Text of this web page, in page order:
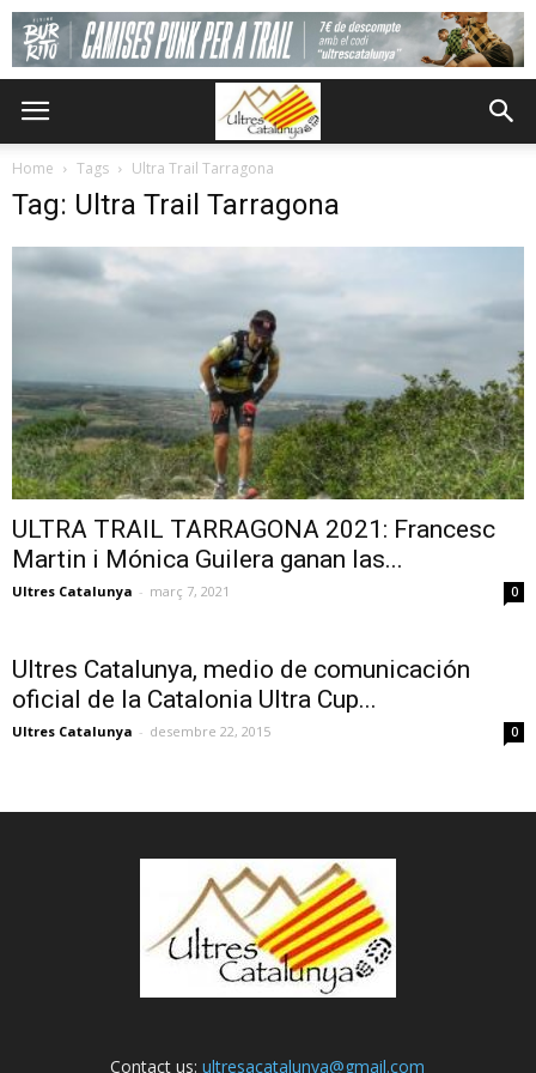
Home Tags Ultra Trail Tarragona
Tag: Ultra Trail Tarragona
ULTRA TRAIL TARRAGONA 2021: Francesc
Martin i Mónica Guilera ganan las...
Ultres Catalunya - març 7, 2021 0
Ultres Catalunya, medio de comunicación
oficial de la Catalonia Ultra Cup...
Ultres Catalunya - desembre 22, 2015 0
Contact us:ultresacatalunya@gmail.com